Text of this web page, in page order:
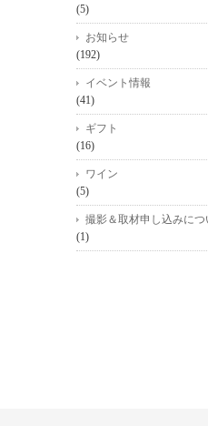
(5)
お知らせ
(192)
イベント情報
(41)
ギフト
(16)
ワイン
(5)
撮影＆取材申し込みにつ
(1)